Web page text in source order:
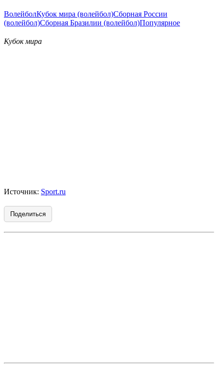
ВолейболКубок мира (волейбол)Сборная России
(волейбол)Сборная Бразилии (волейбол)Популярное
Кубок мира
Источник: Sport.ru
Поделиться